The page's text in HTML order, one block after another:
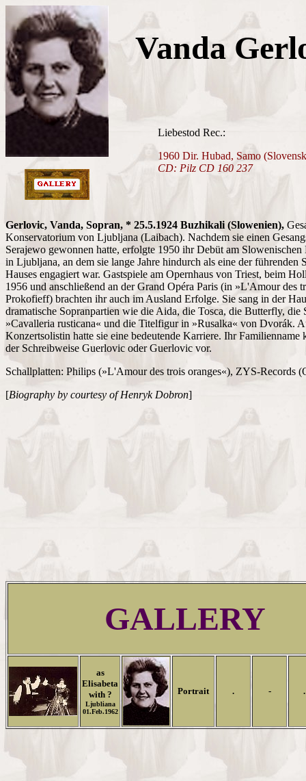
Vanda
Liebestod Rec.:
1960 Dir. Hubad, Samo
CD: Pilz CD 160 237
Gerlovic, Vanda, Sopran, * 25.5.1924 Buzhikali (Slowenien),
Konservatorium von Ljubljana (Laibach). Nachdem sie einen
Serajewo gewonnen hatte, erfolgte 1950 ihr Debüt am Slowenischen
in Ljubljana, an dem sie lange Jahre hindurch als eine der führenden
Hauses engagiert war. Gastspiele am Opernhaus von Triest, beim
1956 und anschließend an der Grand Opéra Paris (in »L'Amour des
Prokofieff) brachten ihr auch im Ausland Erfolge. Sie sang in der
dramatische Sopranpartien wie die Aida, die Tosca, die Butterfly, die
»Cavalleria rusticana« und die Titelfigur in »Rusalka« von Dvorák.
Konzertsolistin hatte sie eine bedeutende Karriere. Ihr Familienname
der Schreibweise Guerlovic oder Guerlovic vor.
Schallplatten: Philips (»L'Amour des trois oranges«), ZYS-Records
[Biography by courtesy of Henryk Dobron]
GALLERY
as
Elisabeta
with ?
Ljubliana
01.Feb.1962
Portrait . - .